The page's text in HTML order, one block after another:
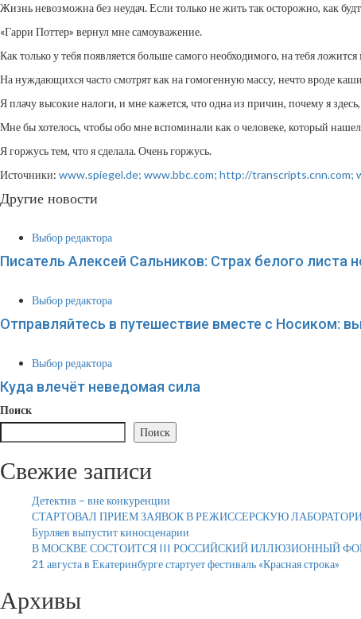
Жизнь невозможна без неудач. Если только не жить так осторожно, как
«Гарри Поттер» вернул мне самоуважение.
Как только у тебя появляется больше самого необходимого, на тебя
На нуждающихся часто смотрят как на гомогенную массу, нечто вроде
Я плачу высокие налоги, и мне кажется, что одна из причин, почему я
Мне бы хотелось, чтобы обо мне вспоминали как о человеке, который
Я горжусь тем, что я сделала. Очень горжусь.
Источники: www.spiegel.de; www.bbc.com; http://transcripts.cnn.com;
Другие новости
Выбор редактора
Писатель Алексей Сальников: Страх белого листа
Выбор редактора
Отправляйтесь в путешествие вместе с Носиком:
Выбор редактора
Куда влечёт неведомая сила
Поиск
Поиск
Свежие записи
Детектив – вне конкуренции
СТАРТОВАЛ ПРИЕМ ЗАЯВОК В РЕЖИССЕРСКУЮ
Бурляев выпустит киносценарии
В МОСКВЕ СОСТОИТСЯ III РОССИЙСКИЙ ИЛЛЮЗИОННЫЙ
21 августа в Екатеринбурге стартует фестиваль «Красная строка»
Архивы